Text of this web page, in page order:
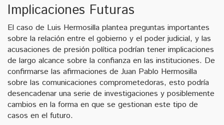
Implicaciones Futuras
El caso de Luis Hermosilla plantea preguntas importantes
sobre la relación entre el gobierno y el poder judicial, y las
acusaciones de presión política podrían tener implicaciones
de largo alcance sobre la confianza en las instituciones. De
confirmarse las afirmaciones de Juan Pablo Hermosilla
sobre las comunicaciones comprometedoras, esto podría
desencadenar una serie de investigaciones y posiblemente
cambios en la forma en que se gestionan este tipo de
casos en el futuro.